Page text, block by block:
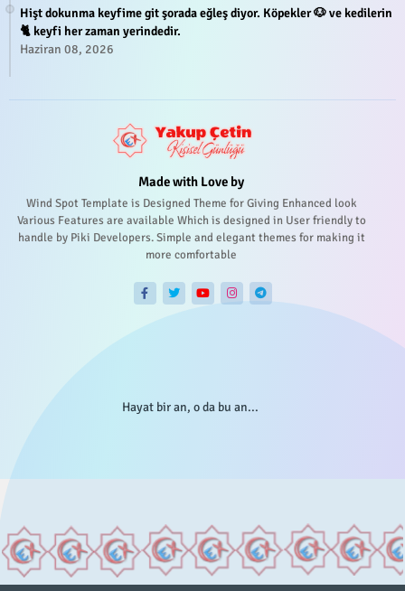
Hişt dokunma keyfime git şorada eğleş diyor. Köpekler 🐶 ve kedilerin
🐈 keyfi her zaman yerindedir.
Haziran 08, 2026
Made with Love by
Wind Spot Template is Designed Theme for Giving Enhanced look
Various Features are available Which is designed in User friendly to
handle by Piki Developers. Simple and elegant themes for making it
more comfortable
Hayat bir an, o da bu an...